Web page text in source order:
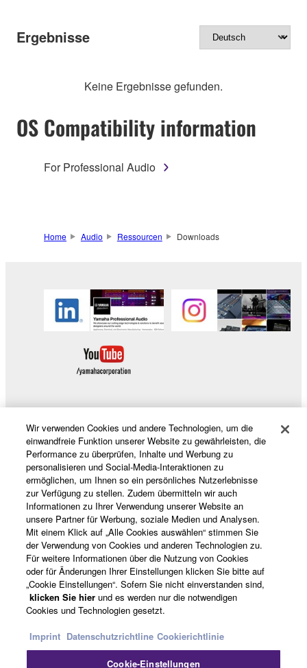
Ergebnisse
Keine Ergebnisse gefunden.
OS Compatibility information
For Professional Audio
Home Audio Ressourcen Downloads
Produkte und Lösungen
News
Über Yamaha
Schweiz Suisse Svizzera - German
Wir verwenden Cookies und andere Technologien, um die
einwandfreie Funktion unserer Website zu gewährleisten, die
Performance zu überprüfen, Inhalte und Werbung zu
personalisieren und Social-Media-Interaktionen zu
ermöglichen, um Ihnen so ein persönliches Nutzerlebnisse
zur Verfügung zu stellen. Zudem übermitteln wir auch
Informationen zu Ihrer Verwendung unserer Website an
unsere Partner für Werbung, soziale Medien und Analysen.
Mit einem Klick auf „Alle Cookies auswählen“ stimmen Sie
der Verwendung von Cookies und anderen Technologien zu.
Für weitere Informationen über die Nutzung von Cookies
oder für Änderungen Ihrer Einstellungen klicken Sie bitte auf
„Cookie Einstellungen“. Sofern Sie nicht einverstanden sind,
klicken Sie hier und es werden nur die notwendigen
Cookies und Technologien gesetzt.
Imprint Datenschutzrichtline Cookierichtlinie
Cookie-Einstellungen